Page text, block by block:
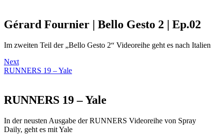
Gérard Fournier | Bello Gesto 2 | Ep.02
Im zweiten Teil der „Bello Gesto 2“ Videoreihe geht es nach Italien
Next
RUNNERS 19 – Yale
RUNNERS 19 – Yale
In der neusten Ausgabe der RUNNERS Videoreihe von Spray
Daily, geht es mit Yale